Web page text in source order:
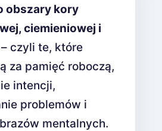
obszary kory
ciemieniowej i
– czyli te, które
za pamięć roboczą,
intencji,
problemów i
mentalnych.